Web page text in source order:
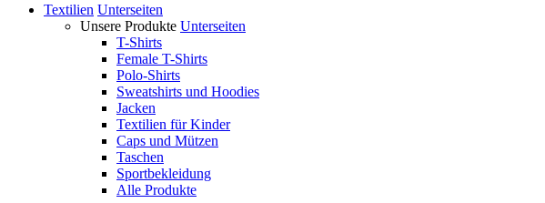
Textilien Unterseiten
Unsere Produkte Unterseiten
T-Shirts
Female T-Shirts
Polo-Shirts
Sweatshirts und Hoodies
Jacken
Textilien für Kinder
Caps und Mützen
Taschen
Sportbekleidung
Alle Produkte